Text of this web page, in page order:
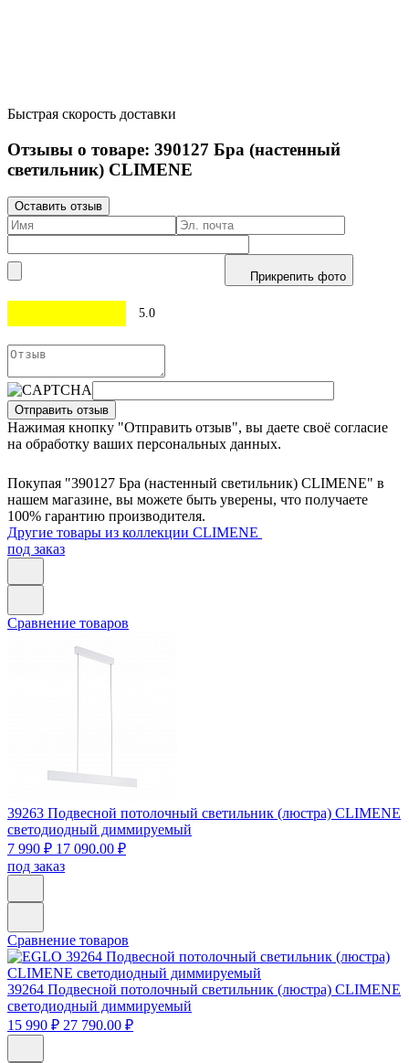
Быстрая скорость доставки
Отзывы о товаре: 390127 Бра (настенный
светильник) CLIMENE
Оставить отзыв
Прикрепить фото
5.0
Отправить отзыв
Нажимая кнопку "Отправить отзыв", вы даете своё согласие
на обработку ваших персональных данных.
Покупая "390127 Бра (настенный светильник) CLIMENE" в
нашем магазине, вы можете быть уверены, что получаете
100% гарантию производителя.
Другие товары из коллекции CLIMENE
под заказ
Сравнение товаров
39263 Подвесной потолочный светильник (люстра) CLIMENE
светодиодный диммируемый
7 990 ₽ 17 090.00 ₽
под заказ
Сравнение товаров
39264 Подвесной потолочный светильник (люстра) CLIMENE
светодиодный диммируемый
15 990 ₽ 27 790.00 ₽